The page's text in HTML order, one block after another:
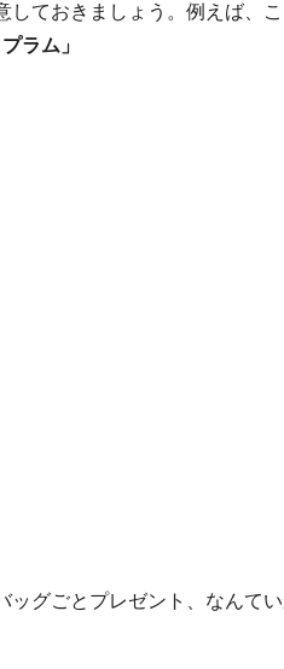
しておきましょう。例えば、
ラム」
グごとプレゼント、なんてい